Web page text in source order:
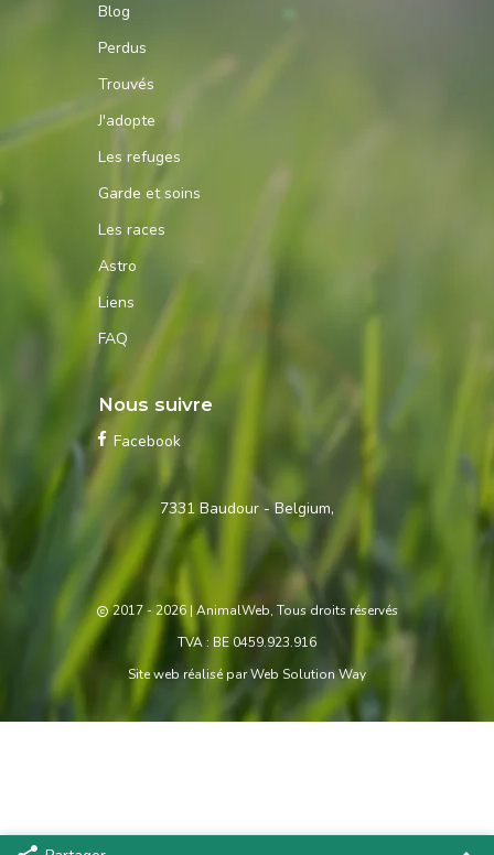
Blog
Perdus
Trouvés
J'adopte
Les refuges
Garde et soins
Les races
Astro
Liens
FAQ
Contactez-
7331 Baudour - Belgium,
Nous suivre
Facebook
2017 - 2026 | AnimalWeb, Tous droits réservés
TVA : BE 0459.923.916
Site web réalisé parWeb Solution Way